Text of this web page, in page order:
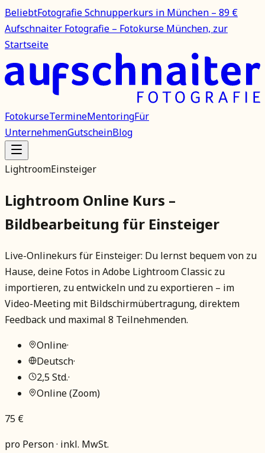
BeliebtFotografie Schnupperkurs in München – 89 €
Aufschnaiter Fotografie – Fotokurse München, zur
Startseite
FotokurseTermineMentoringFür
UnternehmenGutscheinBlog
LightroomEinsteiger
Lightroom Online Kurs –
Bildbearbeitung für Einsteiger
Live-Onlinekurs für Einsteiger: Du lernst bequem von zu
Hause, deine Fotos in Adobe Lightroom Classic zu
importieren, zu entwickeln und zu exportieren – im
Video-Meeting mit Bildschirmübertragung, direktem
Feedback und maximal 8 Teilnehmenden.
Online·
Deutsch·
2,5 Std.·
Online (Zoom)
75 €
pro Person · inkl. MwSt.